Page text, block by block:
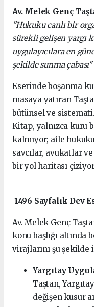
Av. Melek Genç
"Hukuku canlı bir
sürekli gelişen yargı
uygulayıcılara en
şekilde sunma çabası"
Eserinde boşanma
masaya yatıran
bütünsel ve
Kitap, yalnızca kuru
kalmıyor; aile
savcılar, avukatlar
bir yol haritası
1496 Sayfalık Dev
Av. Melek Genç
konu başlığı
virajlarını şu şekilde
Yargıtay
Taştan,
değişen kusur